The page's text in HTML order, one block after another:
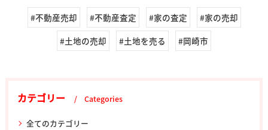
#不動産売却 #不動産査定 #家の査定
#家の売却
#土地の売却
#土地を売る #岡崎市
カテゴリー Categories
全てのカテゴリー